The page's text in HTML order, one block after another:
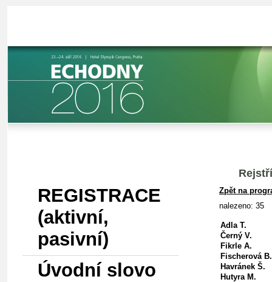
REGISTRACE
(aktivní,
pasivní)
Úvodní slovo
Zpět na
nalezeno: 35
Adla T.
Černý V.
Fikrle A.
Fischerová B.
Havránek Š.
Hutyra M.